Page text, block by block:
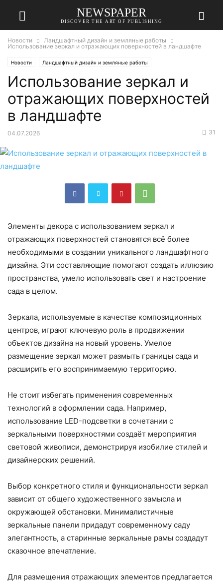
NEWSPAPER
DISCOVER THE ART OF PUBLISHING
Новости
Ландшафтный дизайн и земляные работы
Использование зеркал и отражающих поверхностей в ландшафте
Новости Ландшафтный дизайн и земляные работы
Использование зеркал и
отражающих поверхностей
в ландшафте
04.07.2026 31
Элементы декора с использованием зеркал и
отражающих поверхностей становятся всё более
необходимыми в создании уникального ландшафтного
дизайна. Эти составляющие помогают создать иллюзию
пространства, умело использовать свет и настроение
сада в целом.
Зеркала, используемые в качестве композиционных
центров, играют ключевую роль в продвижении
объектов дизайна на новый уровень. Умелое
размещение зеркал может размыть границы сада и
расширить его воспринимаемую территорию.
Не стоит избегать применения современных
технологий в оформлении сада. Например,
использование LED-подсветки в сочетании с
зеркальными поверхностями создаёт мероприятия
световой живописи, демонстрируя изобилие стилей и
дизайнерских решений.
Выбор конкретного стиля и функциональности зеркал
зависит от общего художественного замысла и
окружающей обстановки. Минималистичные
зеркальные панели придадут современному саду
элегантность, а старинные зеркальные рамы создадут
сказочное впечатление.
Для размещения отражающих элементов предлагается